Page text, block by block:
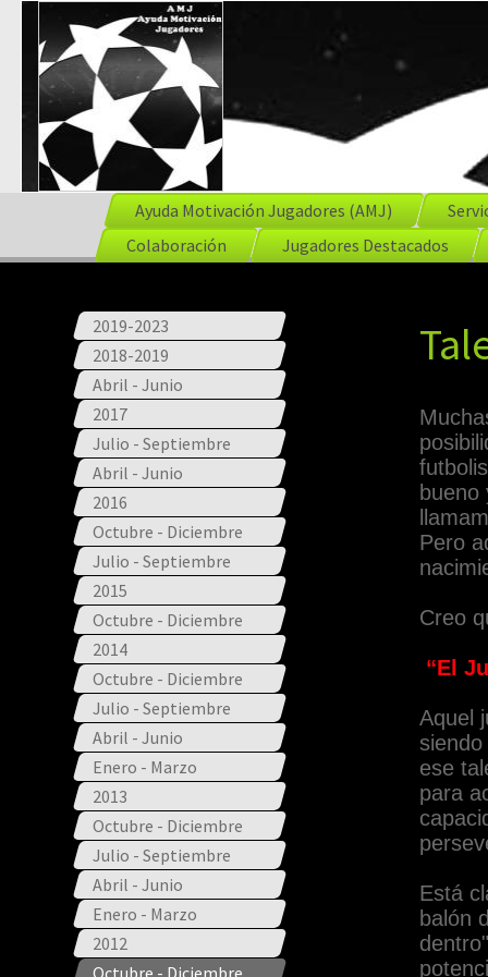
Ayuda Motivación Jugadores (AMJ)
Colaboración
Jugadores Destacados
2019-2023
2018-2019
Abril - Junio
2017
Julio - Septiembre
Abril - Junio
2016
Octubre - Diciembre
Julio - Septiembre
2015
Octubre - Diciembre
2014
Octubre - Diciembre
Julio - Septiembre
Abril - Junio
Enero - Marzo
2013
Octubre - Diciembre
Julio - Septiembre
Abril - Junio
Enero - Marzo
2012
Octubre - Diciembre
Pero
Creo
“El
Aquel
ese
para
Está
balón